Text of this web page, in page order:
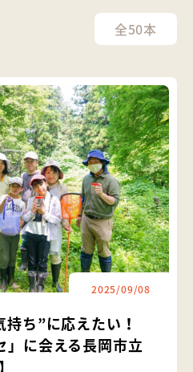
全50本
2025/09/08
ち”に応えたい！
」に会える長岡市立